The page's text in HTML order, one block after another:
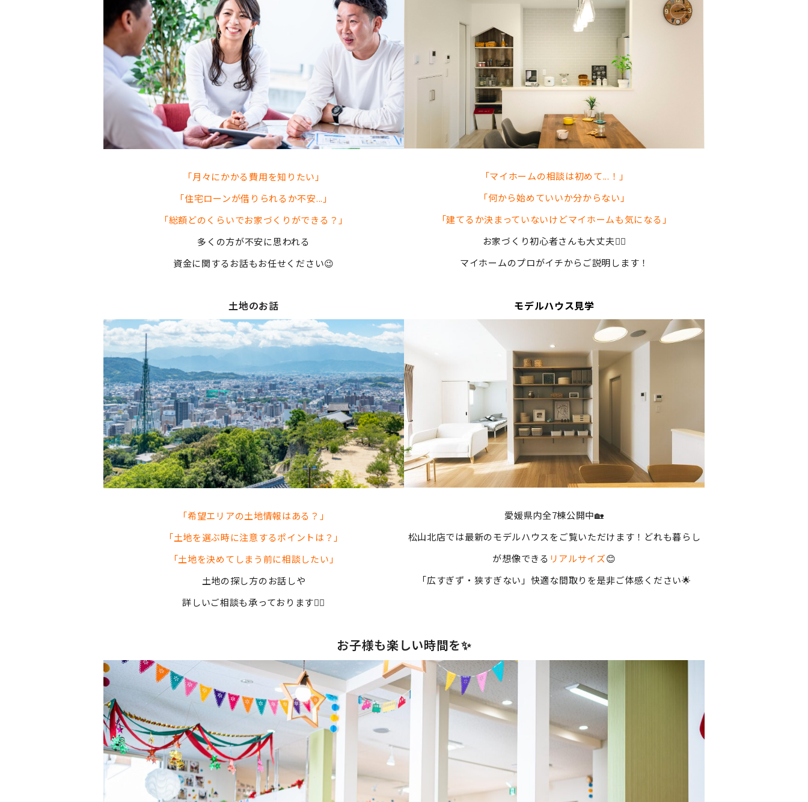
「月々にかかる費用を知りたい」
「住宅ローンが借りられるか不安...」
「総額どのくらいでお家づくりができる？」
多くの方が不安に思われる
資金に関するお話もお任せください😉
土地のお話
「希望エリアの土地情報はある？」
「土地を選ぶ時に注意するポイントは？」
「土地を決めてしまう前に相談したい」
土地の探し方のお話しや
詳しいご相談も承っております💁‍♀️
「マイホームの相談は初めて...！」
「何から始めていいか分からない」
「建てるか決まっていないけどマイホームも気になる」
お家づくり初心者さんも大丈夫🙆‍♀️
マイホームのプロがイチからご説明します！
モデルハウス見学
愛媛県内全7棟公開中🏡
松山北店では最新のモデルハウスをご覧いただけます！どれも暮らし
が想像できる リアルサイズ😊
「広すぎず・狭すぎない」快適な間取りを是非ご体感ください🌟
お子様も楽しい時間を✨